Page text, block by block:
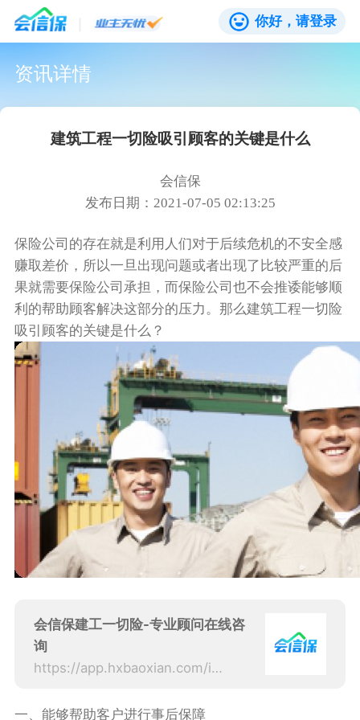
你好，请登录
资讯详情
建筑工程一切险吸引顾客的关键是什么
会信保
发布日期：2021-07-05 02:13:25
保险公司的存在就是利用人们对于后续危机的不安全感
赚取差价，所以一旦出现问题或者出现了比较严重的后
果就需要保险公司承担，而保险公司也不会推诿能够顺
利的帮助顾客解决这部分的压力。那么建筑工程一切险
吸引顾客的关键是什么？
会信保建工一切险-专业顾问在线咨
询
https://app.hxbaoxian.com/insurance?p=1&l=20&t=5&c=0&sourceType=web
一、能够帮助客户进行事后保障